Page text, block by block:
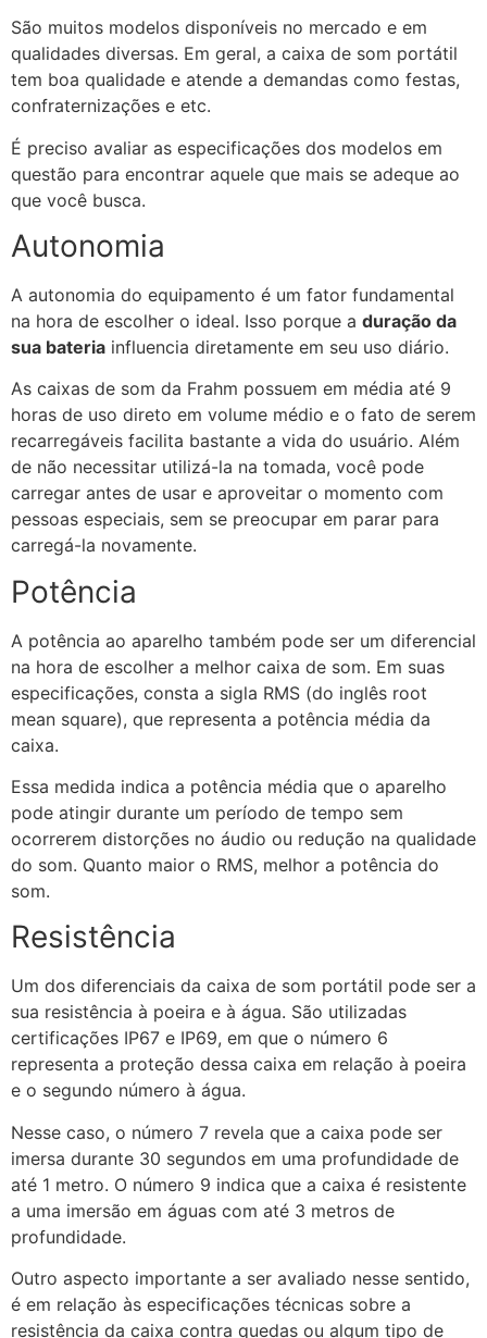
São muitos modelos disponíveis no mercado e em
qualidades diversas. Em geral, a caixa de som portátil
tem boa qualidade e atende a demandas como festas,
confraternizações e etc.
É preciso avaliar as especificações dos modelos em
questão para encontrar aquele que mais se adeque ao
que você busca.
Autonomia
A autonomia do equipamento é um fator fundamental
na hora de escolher o ideal. Isso porque a duração da
sua bateria influencia diretamente em seu uso diário.
As caixas de som da Frahm possuem em média até 9
horas de uso direto em volume médio e o fato de serem
recarregáveis facilita bastante a vida do usuário. Além
de não necessitar utilizá-la na tomada, você pode
carregar antes de usar e aproveitar o momento com
pessoas especiais, sem se preocupar em parar para
carregá-la novamente.
Potência
A potência ao aparelho também pode ser um diferencial
na hora de escolher a melhor caixa de som. Em suas
especificações, consta a sigla RMS (do inglês root
mean square), que representa a potência média da
caixa.
Essa medida indica a potência média que o aparelho
pode atingir durante um período de tempo sem
ocorrerem distorções no áudio ou redução na qualidade
do som. Quanto maior o RMS, melhor a potência do
som.
Resistência
Um dos diferenciais da caixa de som portátil pode ser a
sua resistência à poeira e à água. São utilizadas
certificações IP67 e IP69, em que o número 6
representa a proteção dessa caixa em relação à poeira
e o segundo número à água.
Nesse caso, o número 7 revela que a caixa pode ser
imersa durante 30 segundos em uma profundidade de
até 1 metro. O número 9 indica que a caixa é resistente
a uma imersão em águas com até 3 metros de
profundidade.
Outro aspecto importante a ser avaliado nesse sentido,
é em relação às especificações técnicas sobre a
resistência da caixa contra quedas ou algum tipo de